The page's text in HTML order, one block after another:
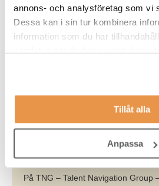
annons- och analysföretag som vi
Dessa kan i sin tur kombinera
information som du har
Tillåt alla
Anpassa
Eller hitta nya
Så våga testa något nytt! Utgå inte
skriv istället en annons som passar din
Behöver du stöd längs
På TNG – Talent Navigation Group